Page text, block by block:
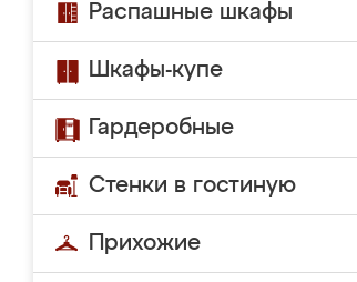
Распашные шкафы
Шкафы-купе
Гардеробные
Стенки в гостиную
Прихожие